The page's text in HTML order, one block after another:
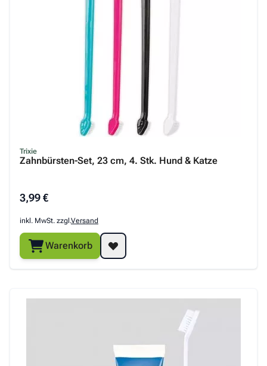
Trixie
Zahnbürsten-Set, 23 cm, 4. Stk. Hund & Katze
3,99 €
inkl. MwSt. zzgl.Versand
Warenkorb